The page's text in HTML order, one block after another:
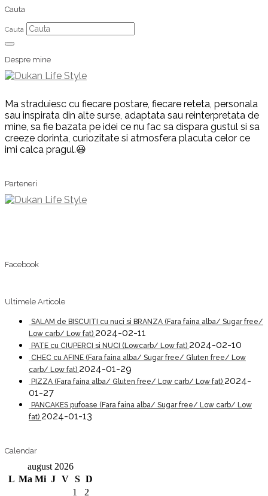
Cauta
Cauta
Despre mine
Ma straduiesc cu fiecare postare, fiecare reteta, personala
sau inspirata din alte surse, adaptata sau reinterpretata de
mine, sa fie bazata pe idei ce nu fac sa dispara gustul si sa
creeze dorinta, curiozitate si atmosfera placuta celor ce
imi calca pragul.😃
Parteneri
Facebook
Ultimele Articole
SALAM de BISCUITI cu nuci si BRANZA (Fara faina alba/ Sugar free/
Low carb/ Low fat) 2024-02-11
PATE cu CIUPERCI si NUCI (Lowcarb/ Low fat) 2024-02-10
CHEC cu AFINE (Fara faina alba/ Sugar free/ Gluten free/ Low
carb/ Low fat) 2024-01-29
PIZZA (Fara faina alba/ Gluten free/ Low carb/ Low fat) 2024-
01-27
PANCAKES pufoase (Fara faina alba/ Sugar free/ Low carb/ Low
fat) 2024-01-13
Calendar
august 2026
L Ma Mi J V S D
1
2